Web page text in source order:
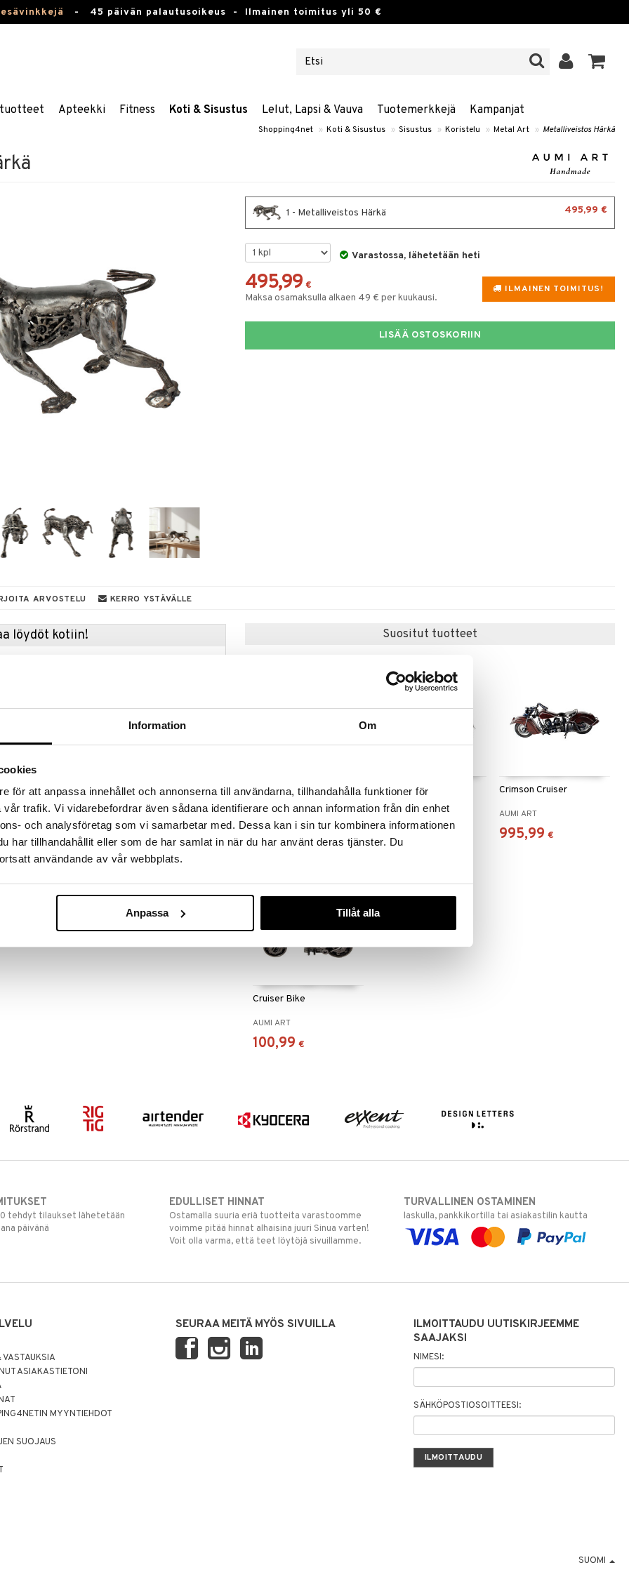
Information Om
för att anpassa innehållet och annonserna till användarna, tillhandahålla funktioner för
trafik. Vi vidarebefordrar även sådana identifierare och annan information från din enhet
och analysföretag som vi samarbetar med. Dessa kan i sin tur kombinera informationen
har tillhandahållit eller som de har samlat in när du har använt deras tjänster. Du
användande av vår webbplats.
Anpassa Tillåt alla
- 45 päivän palautusoikeus - Ilmainen toimitus yli 50 €
Apteekki Fitness Koti & Sisustus Lelut, Lapsi & Vauva Tuotemerkkejä Kampanjat
Shopping4net » Koti & Sisustus » Sisustus » Koristelu » Metal Art » Metalliveistos Härkä
1 - Metalliveistos Härkä 495,99 €
Varastossa, lähetetään heti
ILMAINEN TOIMITUS!
495,99 €
Maksa osamaksulla alkaen 49 € per kuukausi.
LISÄÄ OSTOSKORIIN
ARVOSTELU KERRO YSTÄVÄLLE
löydöt kotiin!
100 % käsintehdyllä
vain voimakas koriste; se on aito taideteos, joka
metallista, mikä tekee siitä kestävän ja
toimistoon tai ympäristöön.
kierrätysmateriaalin dynaamiseksi ja
esitykseksi. Jokainen lihas, jokainen sen sarvien
Suositut tuotteet
Battle Tank
AUMI ART
167,99 €
Chopper
AUMI ART
101,99
Crimson Cruiser
AUMI ART
995,99 €
Cruiser Bike
AUMI ART
100,99 €
tehdyt tilaukset lähetetään
päivänä
EDULLISET HINNAT
Ostamalla suuria eriä tuotteita varastoomme
voimme pitää hinnat alhaisina juuri Sinua varten!
Voit olla varma, että teet löytöjä sivuillamme.
TURVALLINEN OSTAMINEN
laskulla, pankkikortilla tai asiakastilin kautta
ASIAKASTIETONI
MYYNTIEHDOT
SUOJAUS
SEURAA MEITÄ MYÖS SIVUILLA
ILMOITTAUDU UUTISKIRJEEMME
SAAJAKSI
NIMESI:
SÄHKÖPOSTIOSOITTEESI:
SUOMI